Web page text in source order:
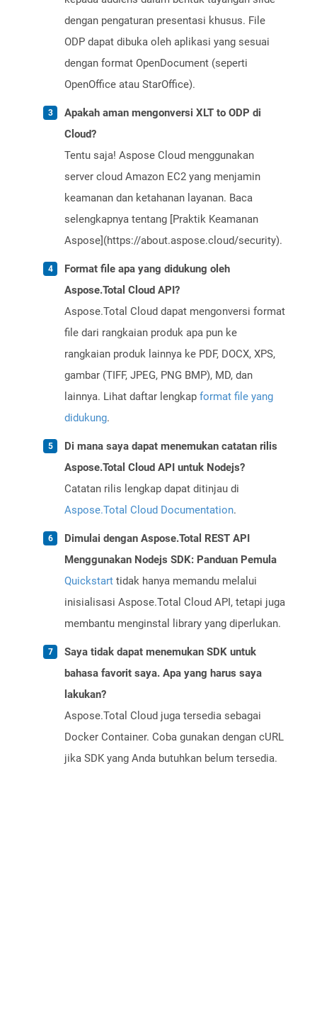
dengan pengaturan presentasi khusus. File
ODP dapat dibuka oleh aplikasi yang sesuai
dengan format OpenDocument (seperti
OpenOffice atau StarOffice).
Apakah aman mengonversi XLT to ODP di
Cloud?
Tentu saja! Aspose Cloud menggunakan
server cloud Amazon EC2 yang menjamin
keamanan dan ketahanan layanan. Baca
selengkapnya tentang [Praktik Keamanan
Aspose](https://about.aspose.cloud/security).
Format file apa yang didukung oleh
Aspose.Total Cloud API?
Aspose.Total Cloud dapat mengonversi format
file dari rangkaian produk apa pun ke
rangkaian produk lainnya ke PDF, DOCX, XPS,
gambar (TIFF, JPEG, PNG BMP), MD, dan
lainnya. Lihat daftar lengkap format file yang
didukung.
Di mana saya dapat menemukan catatan rilis
Aspose.Total Cloud API untuk Nodejs?
Catatan rilis lengkap dapat ditinjau di
Aspose.Total Cloud Documentation.
Dimulai dengan Aspose.Total REST API
Menggunakan Nodejs SDK: Panduan Pemula
Quickstart tidak hanya memandu melalui
inisialisasi Aspose.Total Cloud API, tetapi juga
membantu menginstal library yang diperlukan.
Saya tidak dapat menemukan SDK untuk
bahasa favorit saya. Apa yang harus saya
lakukan?
Aspose.Total Cloud juga tersedia sebagai
Docker Container. Coba gunakan dengan cURL
jika SDK yang Anda butuhkan belum tersedia.